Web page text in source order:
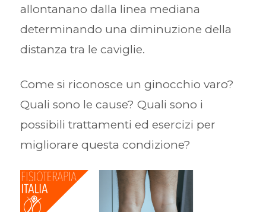
allontanano dalla linea mediana
determinando una diminuzione della
distanza tra le caviglie.
Come si riconosce un ginocchio varo?
Quali sono le cause? Quali sono i
possibili trattamenti ed esercizi per
migliorare questa condizione?